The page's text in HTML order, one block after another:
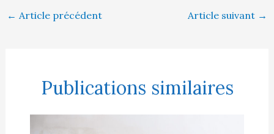
← Article précédent Article suivant →
Publications similaires